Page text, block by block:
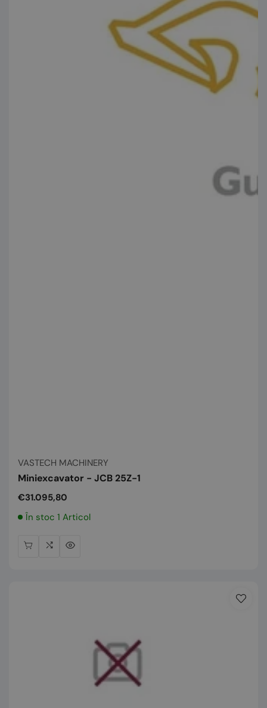
VASTECH MACHINERY
Miniexcavator - JCB 25Z-1
Preț
normal
€31.095,80
În stoc 1 Articol